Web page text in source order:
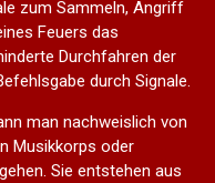
zum Sammeln, Angriff
Feuers das
Durchfahren der
durch Signale.
man nachweislich von
Musikkorps oder
Sie entstehen aus